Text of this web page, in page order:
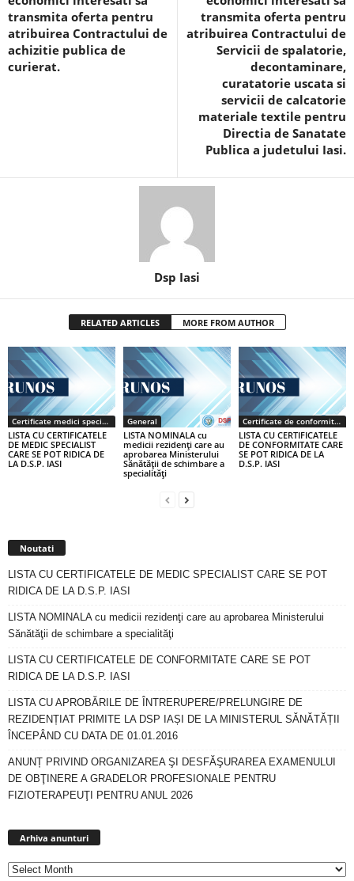
transmita oferta pentru
atribuirea Contractului de
achizitie publica de
curierat.
transmita oferta pentru
atribuirea Contractului de
Servicii de spalatorie,
decontaminare,
curatatorie uscata si
servicii de calcatorie
materiale textile pentru
Directia de Sanatate
Publica a judetului Iasi.
Dsp Iasi
RELATED ARTICLES MORE FROM AUTHOR
Certificate medici specialiști / primari
LISTA CU CERTIFICATELE
DE MEDIC SPECIALIST
CARE SE POT RIDICA DE
LA D.S.P. IASI
General
LISTA NOMINALA cu
medicii rezidenţi care au
aprobarea Ministerului
Sănătăţii de schimbare a
specialităţi
Certificate de conformitate
LISTA CU CERTIFICATELE
DE CONFORMITATE CARE
SE POT RIDICA DE LA
D.S.P. IASI
Noutati
LISTA CU CERTIFICATELE DE MEDIC SPECIALIST CARE SE POT
RIDICA DE LA D.S.P. IASI
LISTA NOMINALA cu medicii rezidenţi care au aprobarea Ministerului
Sănătăţii de schimbare a specialităţi
LISTA CU CERTIFICATELE DE CONFORMITATE CARE SE POT
RIDICA DE LA D.S.P. IASI
LISTA CU APROBĂRILE DE ÎNTRERUPERE/PRELUNGIRE DE
REZIDENȚIAT PRIMITE LA DSP IAȘI DE LA MINISTERUL SĂNĂTĂȚII
ÎNCEPÂND CU DATA DE 01.01.2016
ANUNȚ PRIVIND ORGANIZAREA ŞI DESFĂŞURAREA EXAMENULUI
DE OBŢINERE A GRADELOR PROFESIONALE PENTRU
FIZIOTERAPEUŢI PENTRU ANUL 2026
Arhiva anunturi